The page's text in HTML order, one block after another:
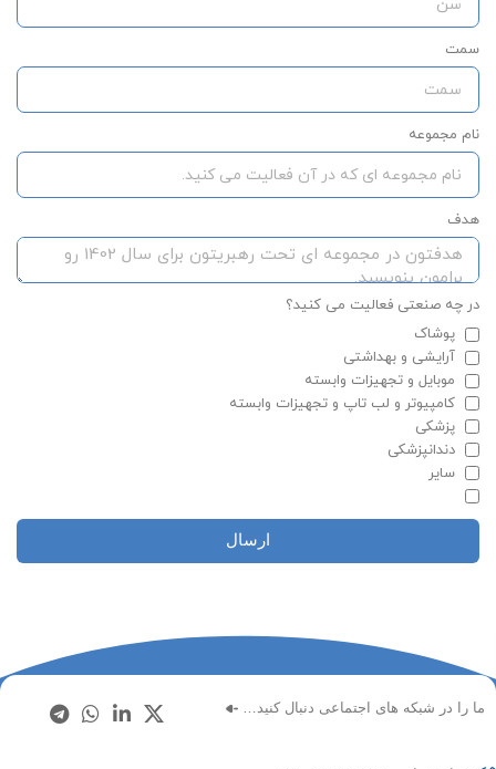
سمت
نام مجموعه
هدف
در چه صنعتی فعالیت می کنید؟
پوشاک
آرایشی و بهداشتی
موبایل و تجهیزات وابسته
کامپیوتر و لب تاپ و تجهیزات وابسته
پزشکی
دندانپزشکی
سایر
ارسال
ما را در شبکه های اجتماعی دنبال کنید…